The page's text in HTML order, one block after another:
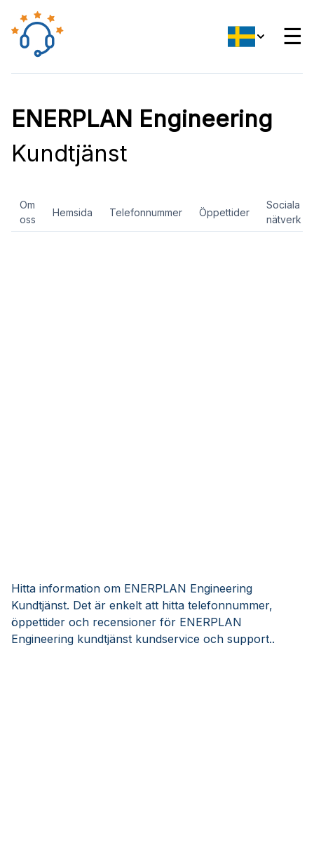
☰
ENERPLAN Engineering
Kundtjänst
Om
oss
Hemsida Telefonnummer Öppettider
Sociala
nätverk
Hitta information om ENERPLAN Engineering
Kundtjänst. Det är enkelt att hitta telefonnummer,
öppettider och recensioner för ENERPLAN
Engineering kundtjänst kundservice och support..